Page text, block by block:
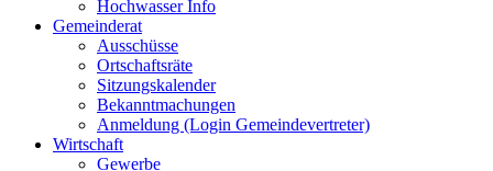
Hochwasser Info
Gemeinderat
Ausschüsse
Ortschaftsräte
Sitzungskalender
Bekanntmachungen
Anmeldung (Login Gemeindevertreter)
Wirtschaft
Gewerbe